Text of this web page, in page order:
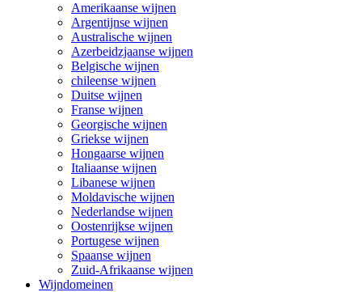
Amerikaanse wijnen
Argentijnse wijnen
Australische wijnen
Azerbeidzjaanse wijnen
Belgische wijnen
chileense wijnen
Duitse wijnen
Franse wijnen
Georgische wijnen
Griekse wijnen
Hongaarse wijnen
Italiaanse wijnen
Libanese wijnen
Moldavische wijnen
Nederlandse wijnen
Oostenrijkse wijnen
Portugese wijnen
Spaanse wijnen
Zuid-Afrikaanse wijnen
Wijndomeinen